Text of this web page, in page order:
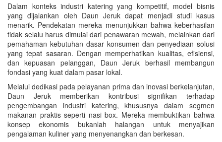
Dalam konteks industri katering yang kompetitif, model bisnis
yang dijalankan oleh Daun Jeruk dapat menjadi studi kasus
menarik. Pendekatan mereka menunjukkan bahwa keberhasilan
tidak selalu harus dimulai dari penawaran mewah, melainkan dari
pemahaman kebutuhan dasar konsumen dan penyediaan solusi
yang tepat sasaran. Dengan memperhatikan kualitas, efisiensi,
dan kepuasan pelanggan, Daun Jeruk berhasil membangun
fondasi yang kuat dalam pasar lokal.
Melalui dedikasi pada pelayanan prima dan inovasi berkelanjutan,
Daun Jeruk memberikan kontribusi signifikan terhadap
pengembangan industri katering, khususnya dalam segmen
makanan praktis seperti nasi box. Mereka membuktikan bahwa
konsep ekonomis bukanlah halangan untuk menyajikan
pengalaman kuliner yang menyenangkan dan berkesan.